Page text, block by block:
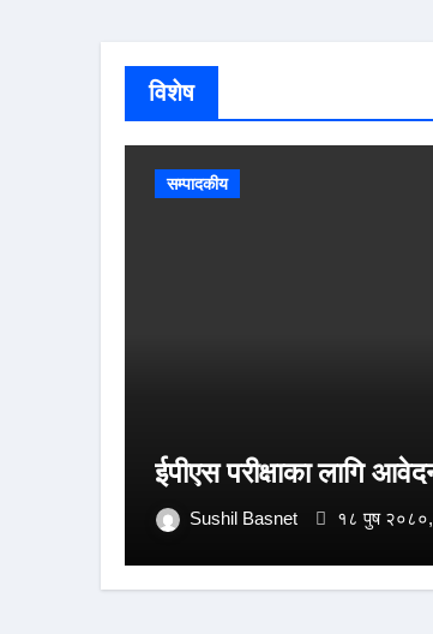
विशेष
सम्पादकीय
ईपीएस परीक्षाका लागि
Sushil Basnet १८ पुष